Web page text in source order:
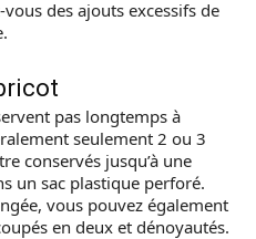
des ajouts excessifs de
pas longtemps à
seulement 2 ou 3
conservés jusqu’à une
un sac plastique perforé.
vous pouvez également
en deux et dénoyautés.